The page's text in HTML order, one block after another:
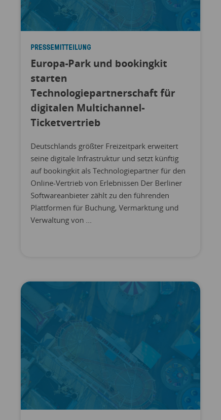
PRESSEMITTEILUNG
Europa-Park und bookingkit
starten
Technologiepartnerschaft für
digitalen Multichannel-
Ticketvertrieb
Deutschlands größter Freizeitpark erweitert
seine digitale Infrastruktur und setzt künftig
auf bookingkit als Technologiepartner für den
Online-Vertrieb von Erlebnissen Der Berliner
Softwareanbieter zählt zu den führenden
Plattformen für Buchung, Vermarktung und
Verwaltung von ...